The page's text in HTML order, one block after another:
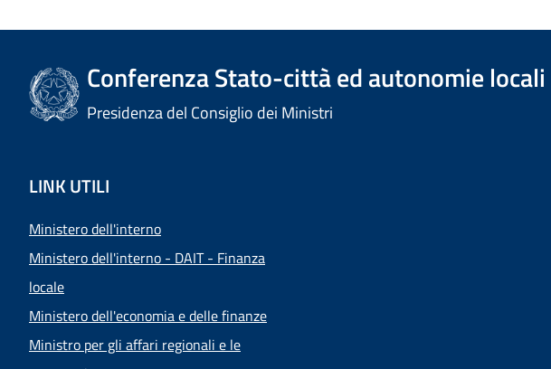
Conferenza Stato-città ed autonomie locali
Presidenza del Consiglio dei Ministri
LINK UTILI
Ministero dell'interno
Ministero dell'interno - DAIT - Finanza
locale
Ministero dell'economia e delle finanze
Ministro per gli affari regionali e le